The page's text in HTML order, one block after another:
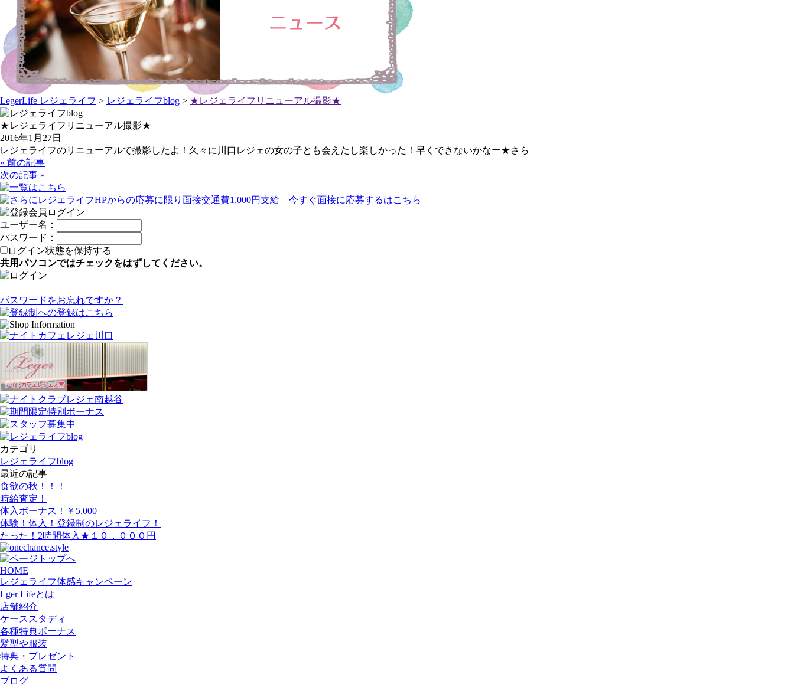
LegerLife レジェライフ > レジェライフblog > ★レジェライフリニューアル撮影★
★レジェライフリニューアル撮影★
2016年1月27日
レジェライフのリニューアルで撮影したよ！久々に川口レジェの女の子とも会えたし楽しかった！早くできないかなー★さら
« 前の記事
次の記事 »
ユーザー名：
パスワード：
ログイン状態を保持する
共用パソコンではチェックをはずしてください。
パスワードをお忘れですか？
カテゴリ
レジェライフblog
最近の記事
食欲の秋！！！
時給査定！
体入ボーナス！￥5,000
体験！体入！登録制のレジェライフ！
たった！2時間体入★１０，０００円
HOME
レジェライフ体感キャンペーン
Lger Lifeとは
店舗紹介
ケーススタディ
各種特典ボーナス
髪型や服装
特典・プレゼント
よくある質問
ブログ